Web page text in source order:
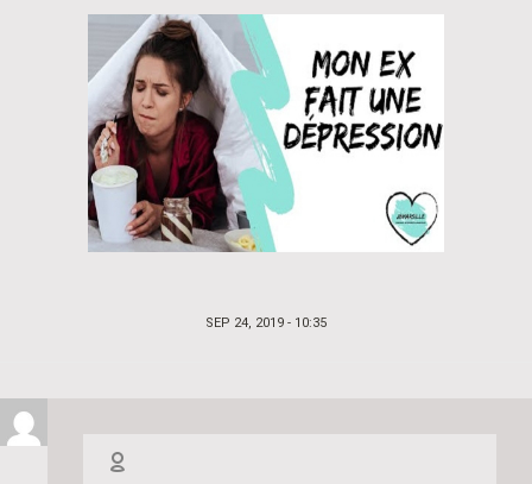
POSTED
SEP 24, 2019 - 10:35